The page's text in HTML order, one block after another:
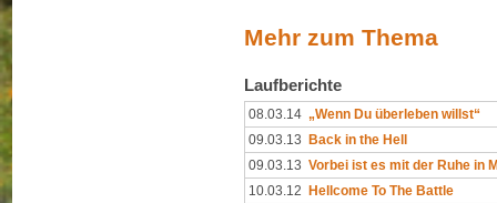
Mehr zum Thema
Laufberichte
08.03.14 „Wenn Du überleben willst“
09.03.13 Back in the Hell
09.03.13 Vorbei ist es mit der Ruhe in
10.03.12 Hellcome To The Battle